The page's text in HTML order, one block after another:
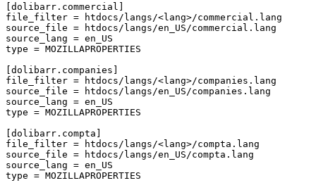
[dolibarr.commercial]
file_filter =
htdocs/langs/<lang>/commercial.lang
source_file =
htdocs/langs/en_US/commercial.lang
source_lang = en_US
type = MOZILLAPROPERTIES
[dolibarr.companies]
file_filter =
htdocs/langs/<lang>/companies.lang
source_file =
htdocs/langs/en_US/companies.lang
source_lang = en_US
type = MOZILLAPROPERTIES
[dolibarr.compta]
file_filter =
htdocs/langs/<lang>/compta.lang
source_file =
htdocs/langs/en_US/compta.lang
source_lang = en_US
type = MOZILLAPROPERTIES